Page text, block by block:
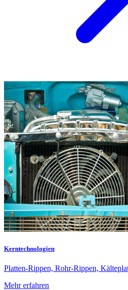
Kerntechnologien
Platten-Rippen, Rohr-Rippen,
Mehr erfahren